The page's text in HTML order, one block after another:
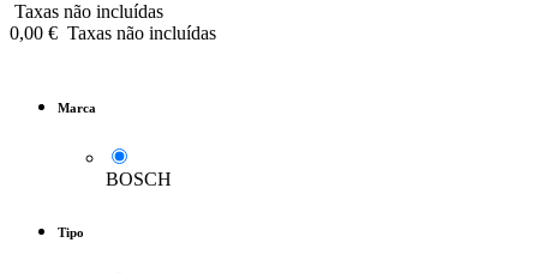
Taxas não incluídas
0,00 € Taxas não incluídas
Marca
BOSCH
Tipo